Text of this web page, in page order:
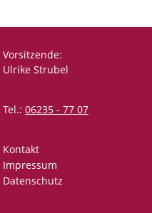
Vorsitzende:
Ulrike Strubel
Tel.: 06235 - 77 07
Kontakt
Impressum
Datenschutz